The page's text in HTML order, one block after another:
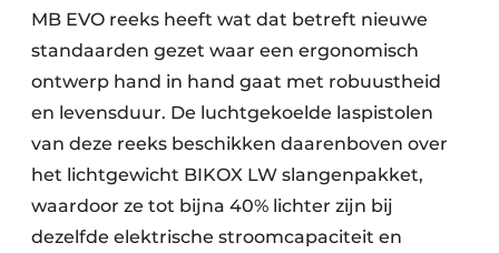
MB EVO reeks heeft wat dat betreft nieuwe
standaarden gezet waar een ergonomisch
ontwerp hand in hand gaat met robuustheid
en levensduur. De luchtgekoelde laspistolen
van deze reeks beschikken daarenboven over
het lichtgewicht BIKOX LW slangenpakket,
waardoor ze tot bijna 40% lichter zijn bij
dezelfde elektrische stroomcapaciteit en